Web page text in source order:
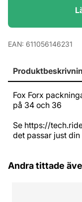
EAN: 611056146231
Fox Forx
på 34 och 36
Se https://
det passar just
Andra tittade